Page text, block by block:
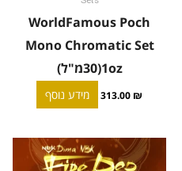
WorldFamous Poch
Mono Chromatic Set
1oz(30מ"ל)
313.00 ₪ מידע נוסף